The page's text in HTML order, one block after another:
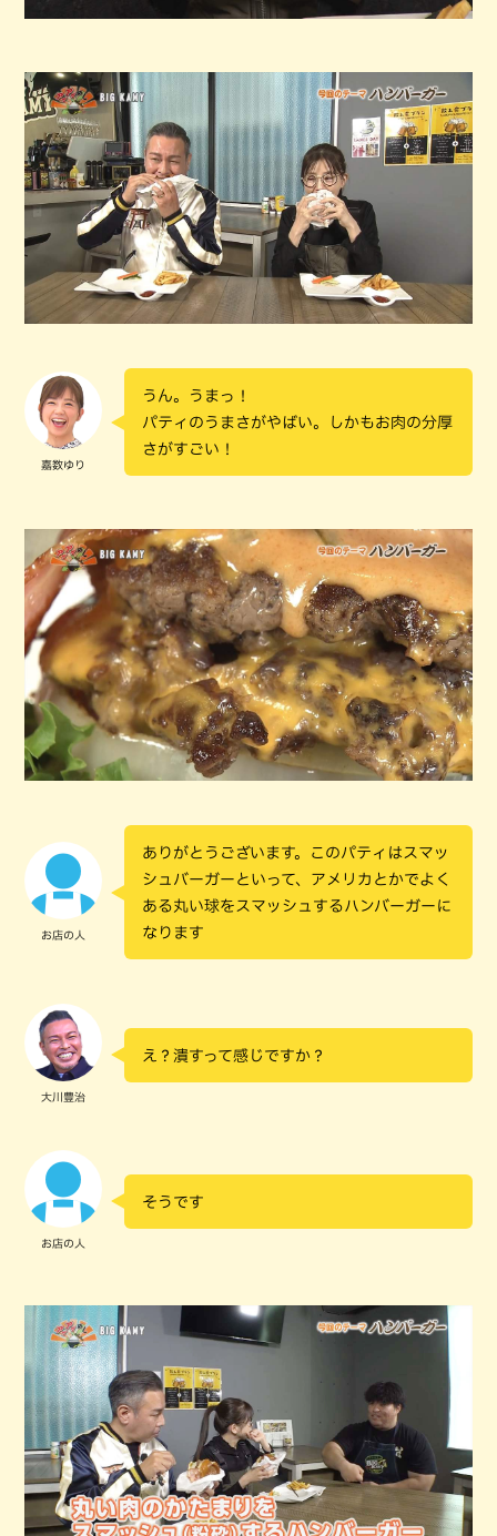
嘉数ゆり
うん。うまっ！
パティのうまさがやばい。しかもお肉の分厚
さがすごい！
お店の人
ありがとうございます。このパティはスマッ
シュバーガーといって、アメリカとかでよく
ある丸い球をスマッシュするハンバーガーに
なります
大川豊治
え？潰すって感じですか？
お店の人
そうです